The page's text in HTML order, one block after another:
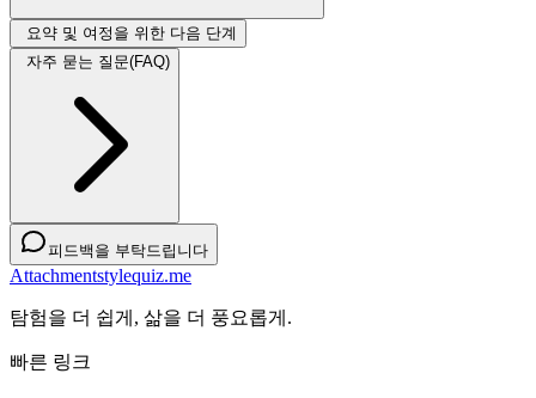
요약 및 여정을 위한 다음 단계
자주 묻는 질문(FAQ)
피드백을 부탁드립니다
Attachmentstylequiz.me
탐험을 더 쉽게, 삶을 더 풍요롭게.
빠른 링크